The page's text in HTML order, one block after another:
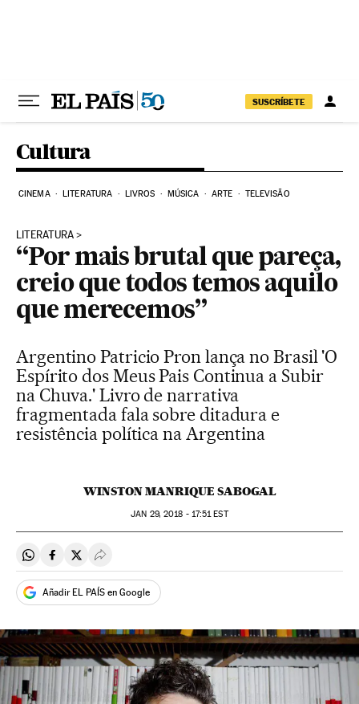
SUSCRÍBETE
Cultura
CINEMA LITERATURA LIVROS MÚSICA ARTE TELEVISÃO
LITERATURA
“Por mais brutal que pareça,
creio que todos temos aquilo
que merecemos”
Argentino Patricio Pron lança no Brasil 'O
Espírito dos Meus Pais Continua a Subir
na Chuva.' Livro de narrativa
fragmentada fala sobre ditadura e
resistência política na Argentina
WINSTON MANRIQUE SABOGAL
JAN 29, 2018 - 17:51EST
Compartir en Whatsapp
Compartir en Facebook
Compartir en Twitter
Desplegar Redes Sociales
Añadir EL PAÍS en Google